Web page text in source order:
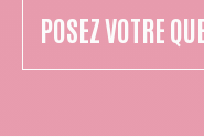
POSEZ VOTRE